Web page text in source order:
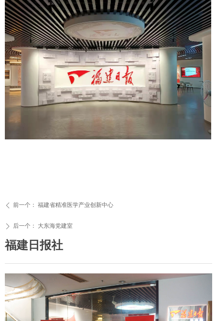
福建日报社
ꄴ 前一个： 福建省精准医学产业创新中心
ꄲ 后一个： 大东海党建室